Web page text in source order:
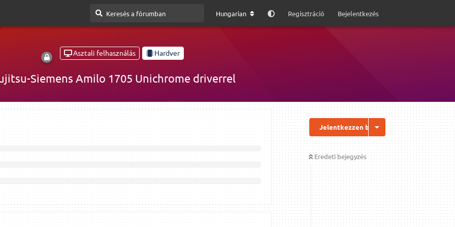
Hungarian Regisztráció Bejelentkezés
Asztali felhasználás Hardver
Siemens Amilo 1705 Unichrome driverrel
Jelentkezzen be a válaszhoz
Eredeti bejegyzés